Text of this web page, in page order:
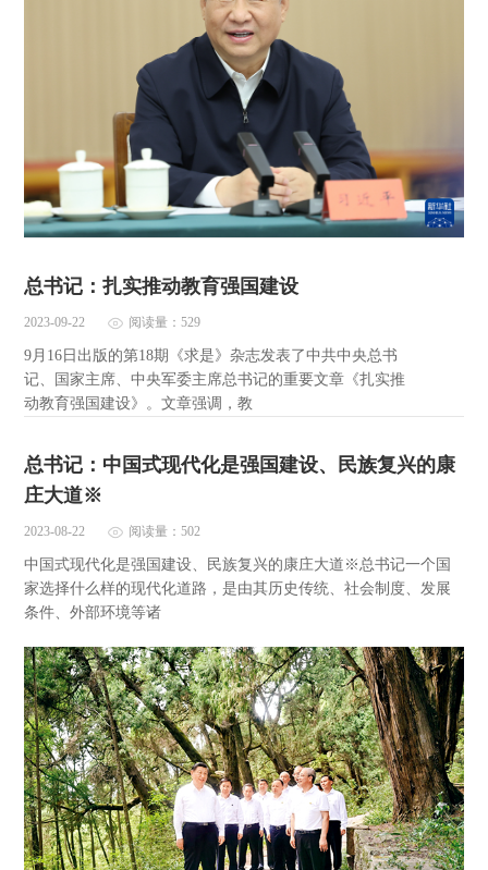
总书记：扎实推动教育强国建设
2023-09-22 阅读量：529
9月16日出版的第18期《求是》杂志发表了中共中央总书
记、国家主席、中央军委主席总书记的重要文章《扎实推
动教育强国建设》。文章强调，教
总书记：中国式现代化是强国建设、民族复兴的康
庄大道※
2023-08-22 阅读量：502
中国式现代化是强国建设、民族复兴的康庄大道※总书记一个国
家选择什么样的现代化道路，是由其历史传统、社会制度、发展
条件、外部环境等诸